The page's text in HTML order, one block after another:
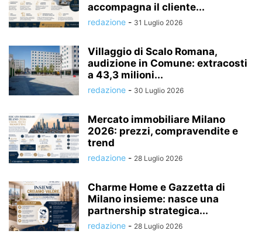
accompagna il cliente...
redazione - 31 Luglio 2026
Villaggio di Scalo Romana,
audizione in Comune: extracosti
a 43,3 milioni...
redazione - 30 Luglio 2026
Mercato immobiliare Milano
2026: prezzi, compravendite e
trend
redazione - 28 Luglio 2026
Charme Home e Gazzetta di
Milano insieme: nasce una
partnership strategica...
redazione - 28 Luglio 2026